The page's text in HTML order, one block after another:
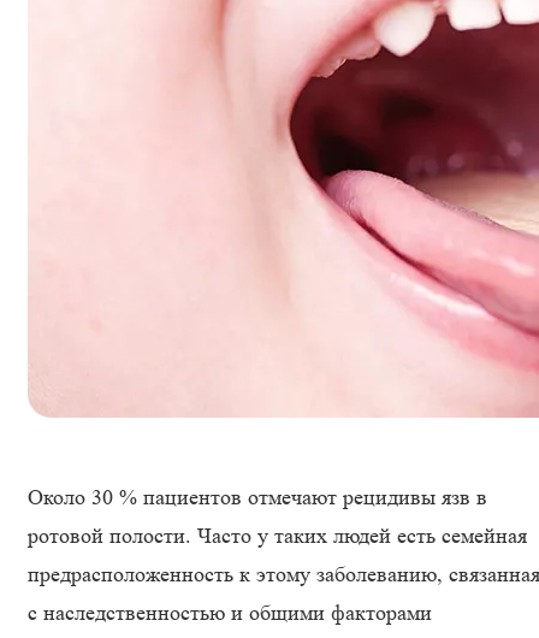
Около 30 % пациентов отмечают рецидивы язв в
ротовой полости. Часто у таких людей есть семейная
предрасположенность к этому заболеванию, связанная
с наследственностью и общими факторами